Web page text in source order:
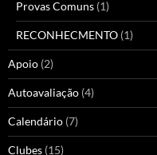
Provas Comuns (1)
RECONHECMENTO (1)
Apoio (2)
Autoavaliação (4)
Calendário (7)
Clubes (15)